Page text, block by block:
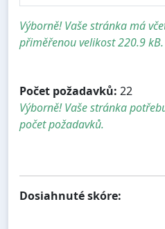
Výborně! Vaše stránka má
přiměřenou velikost 220.9 kB.
Počet požadavků: 22
Výborně! Vaše stránka
počet požadavků.
Dosiahnuté skóre: